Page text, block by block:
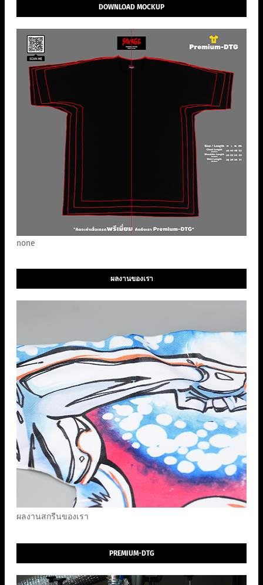
DOWNLOAD MOCKUP
none
ผลงานของเรา
ผลงานสกรีนของเรา
PREMIUM-DTG